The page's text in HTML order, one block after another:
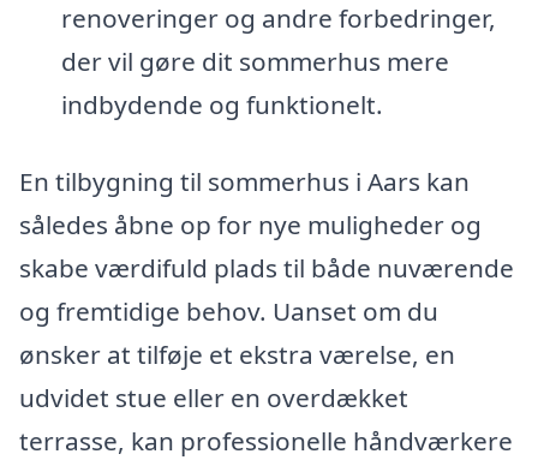
renoveringer og andre forbedringer,
der vil gøre dit sommerhus mere
indbydende og funktionelt.
En tilbygning til sommerhus i Aars kan
således åbne op for nye muligheder og
skabe værdifuld plads til både nuværende
og fremtidige behov. Uanset om du
ønsker at tilføje et ekstra værelse, en
udvidet stue eller en overdækket
terrasse, kan professionelle håndværkere